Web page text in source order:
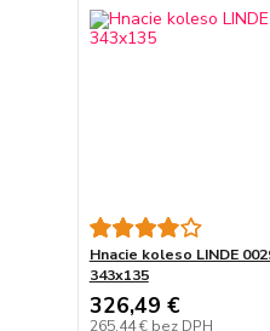
Hnacie koleso LINDE
343x135
326,49 €
265,44 € bez DPH